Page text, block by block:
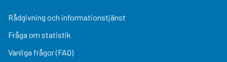
Rådgivning och informationstjänst
Fråga om statistik
Vanliga frågor (FAQ)